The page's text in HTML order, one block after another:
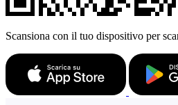
Scansiona con il tuo dispositivo per